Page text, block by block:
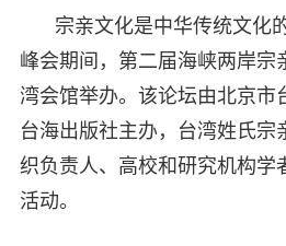
宗亲文化是中华传统文化
峰会期间，第二届海峡两岸宗
湾会馆举办。该论坛由北京市
台海出版社主办，台湾姓氏宗
织负责人、高校和研究机构学
活动。